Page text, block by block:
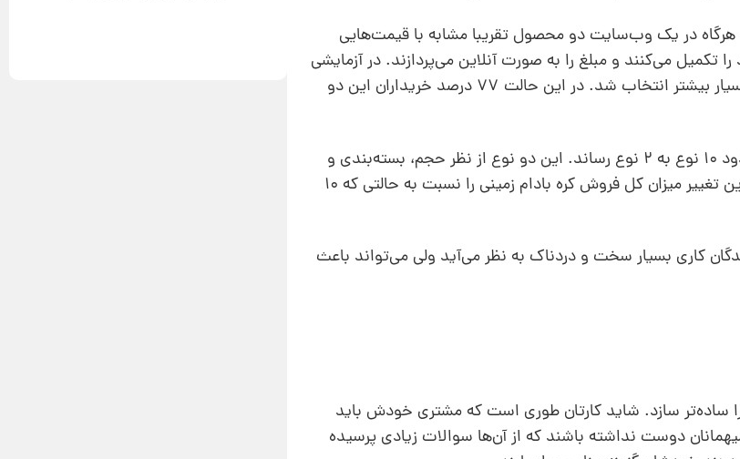
در یک وب‌سایت دو محصول تقریبا مشابه با قیمت‌هایی
خریداران خرید خود را تکمیل می‌کنند و مبلغ را به صورت آنلاین می‌پردازند. در آزمایشی
دیگر قیمت یکی از این محصولات تغییر داده شد و قیمتی بسیار بیشتر انتخاب شد. در این حالت 77 درصد خریداران این دو
فروشگاه‌های زنجیره‌ای وال مارت کره‌های بادام‌زمینی را از حدود 10 نوع به 2 نوع رساند. این دو نوع از نظر حجم، بسته‌بندی و
قیمت اختلاف قابل‌ توجهی داشتند و شبیه به هم نبودند. این تغییر میزان کل فروش کره بادام زمینی را نسبت به حالتی که 10
کاری بسیار سخت و دردناک به نظر می‌آید ولی می‌تواند باعث
ساده‌تر سازد. شاید کارتان طوری است که مشتری خودش باید
دوست نداشته باشند که از آن‌ها سوالات زیادی پرسیده